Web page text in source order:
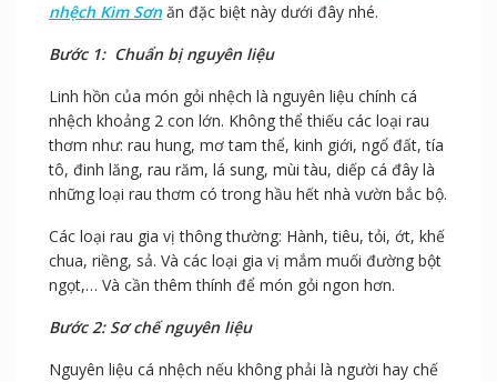
nhệch Kim Sơnăn đặc biệt này dưới đây nhé.
Bước 1: Chuẩn bị nguyên liệu
Linh hồn của món gỏi nhệch là nguyên liệu chính cá
nhệch khoảng 2 con lớn. Không thể thiếu các loại rau
thơm như: rau hung, mơ tam thể, kinh giới, ngổ đất, tía
tô, đinh lăng, rau răm, lá sung, mùi tàu, diếp cá đây là
những loại rau thơm có trong hầu hết nhà vườn bắc bộ.
Các loại rau gia vị thông thường: Hành, tiêu, tỏi, ớt, khế
chua, riềng, sả. Và các loại gia vị mắm muối đường bột
ngọt,… Và cần thêm thính để món gỏi ngon hơn.
Bước 2: Sơ chế nguyên liệu
Nguyên liệu cá nhệch nếu không phải là người hay chế